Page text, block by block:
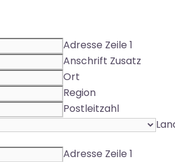
Adresse Zeile 1
Anschrift Zusatz
Ort
Region
Postleitzahl
Adresse Zeile 1